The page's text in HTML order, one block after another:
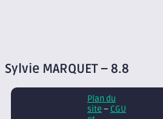
Sylvie MARQUET – 8.8
Plan du
site – CGU